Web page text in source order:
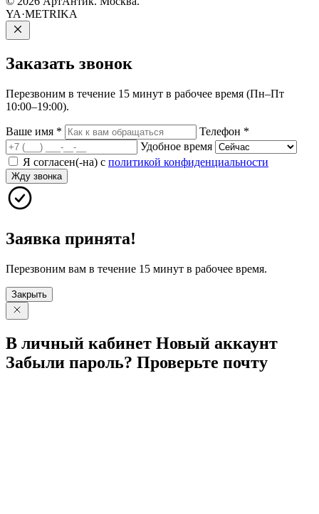
YA·METRIKA
Заказать звонок
Перезвоним в течение 15 минут в рабочее время (Пн–Пт
10:00–19:00).
Ваше имя * Телефон *
Удобное время
Я согласен(-на) с политикой конфиденциальности
Жду звонка
Заявка принята!
Перезвоним вам в течение 15 минут в рабочее время.
Закрыть
В личный кабинет Новый аккаунт
Забыли пароль? Проверьте почту